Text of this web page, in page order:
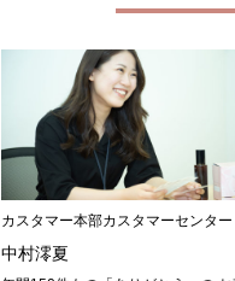
カスタマー本部カスタマーセンター
中村澪夏